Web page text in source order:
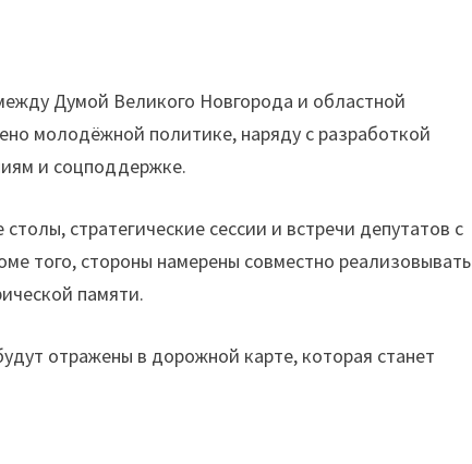
Думой Великого Новгорода и областной
молодёжной политике, наряду с разработкой
и соцподдержке.
стратегические сессии и встречи депутатов с
того, стороны намерены совместно реализовывать
памяти.
отражены в дорожной карте, которая станет